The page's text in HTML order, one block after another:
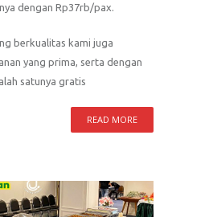
dengan Rp37rb/pax.
berkualitas kami juga
yang prima, serta dengan
satunya gratis
READ MORE